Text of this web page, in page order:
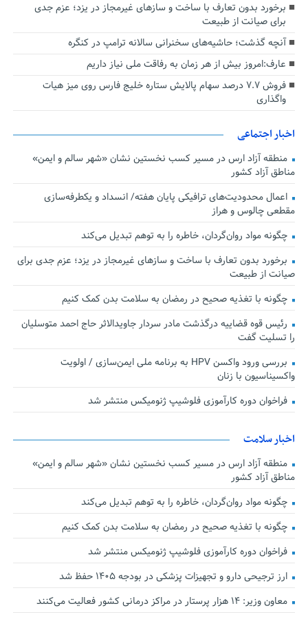
برخورد بدون تعارف با ساخت‌ و سازهای غیرمجاز در یزد؛ عزم جدی
برای صیانت از طبیعت
آنچه گذشت؛ حاشیه‌های سخنرانی سالانه ترامپ در کنگره
عارف:امروز بیش از هر زمان به رفاقت ملی نیاز داریم
فروش ۷.۷ درصد سهام پالایش ستاره خلیج فارس روی میز هیات
واگذاری
اخبار اجتماعی
منطقه آزاد ارس در مسیر کسب نخستین نشان «شهر سالم و ایمن»
مناطق آزاد کشور
اعمال محدودیت‌های ترافیکی پایان هفته/ انسداد و یکطرفه‌سازی
مقطعی چالوس و هراز
چگونه مواد روان‌گردان، خاطره را به توهم تبدیل می‌کند
برخورد بدون تعارف با ساخت‌ و سازهای غیرمجاز در یزد؛ عزم جدی برای
صیانت از طبیعت
چگونه با تغذیه صحیح در رمضان به سلامت بدن کمک کنیم
رئیس قوه قضاییه درگذشت مادر سردار جاویدالاثر حاج احمد متوسلیان
را تسلیت گفت
بررسی ورود واکسن HPV به برنامه ملی ایمن‌سازی / اولویت
واکسیناسیون با زنان
فراخوان دوره کارآموزی فلوشیپ ژنومیکس منتشر شد
اخبار سلامت
منطقه آزاد ارس در مسیر کسب نخستین نشان «شهر سالم و ایمن»
مناطق آزاد کشور
چگونه مواد روان‌گردان، خاطره را به توهم تبدیل می‌کند
چگونه با تغذیه صحیح در رمضان به سلامت بدن کمک کنیم
فراخوان دوره کارآموزی فلوشیپ ژنومیکس منتشر شد
ارز ترجیحی دارو و تجهیزات پزشکی در بودجه ۱۴۰۵ حفظ شد
معاون وزیر: ۱۴ هزار پرستار در مراکز درمانی کشور فعالیت می‌کنند